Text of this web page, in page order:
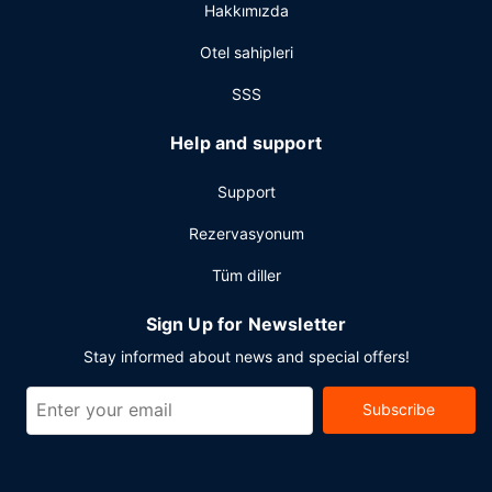
hizmeti mevcuttur. Bu otelde etkinliklerde kullanılmak
Hakkımızda
Otel sahipleri
SSS
Help and support
Support
Rezervasyonum
Tüm diller
Sign Up for Newsletter
Stay informed about news and special offers!
Subscribe